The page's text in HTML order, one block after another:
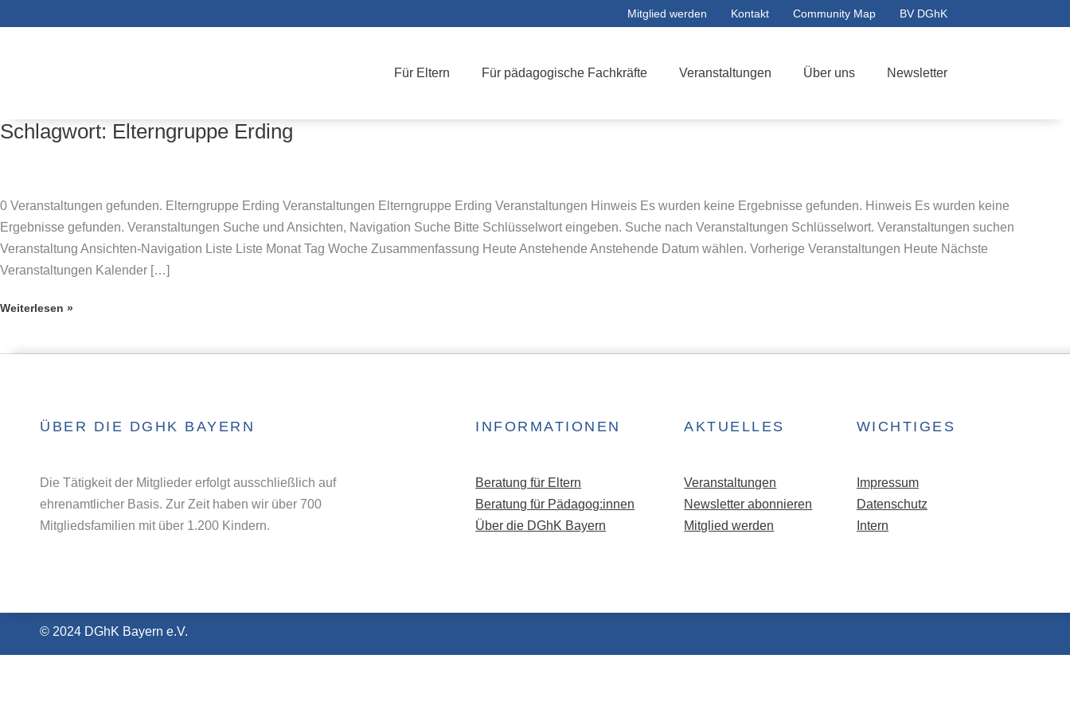
Inhalt
Mitglied werden Kontakt Community Map BV DGhK
Für Eltern Für pädagogische Fachkräfte Veranstaltungen Über uns Newsletter
Schlagwort: Elterngruppe Erding
0 Veranstaltungen gefunden. Elterngruppe Erding Veranstaltungen Elterngruppe Erding Veranstaltungen Hinweis Es wurden keine Ergebnisse gefunden. Hinweis Es wurden keine
Ergebnisse gefunden. Veranstaltungen Suche und Ansichten, Navigation Suche Bitte Schlüsselwort eingeben. Suche nach Veranstaltungen Schlüsselwort. Veranstaltungen suchen
Veranstaltung Ansichten-Navigation Liste Liste Monat Tag Woche Zusammenfassung Heute Anstehende Anstehende Datum wählen. Vorherige Veranstaltungen Heute Nächste
Veranstaltungen Kalender […]
Wochenend-
Weiterlesen »
ÜBER DIE DGHK BAYERN
Die Tätigkeit der Mitglieder erfolgt ausschließlich auf
ehrenamtlicher Basis. Zur Zeit haben wir über 700
Mitgliedsfamilien mit über 1.200 Kindern.
INFORMATIONEN
Beratung für Eltern
Beratung für Pädagog:innen
Über die DGhK Bayern
AKTUELLES
Veranstaltungen
Newsletter abonnieren
Mitglied werden
WICHTIGES
Impressum
Datenschutz
Intern
© 2024 DGhK Bayern e.V.